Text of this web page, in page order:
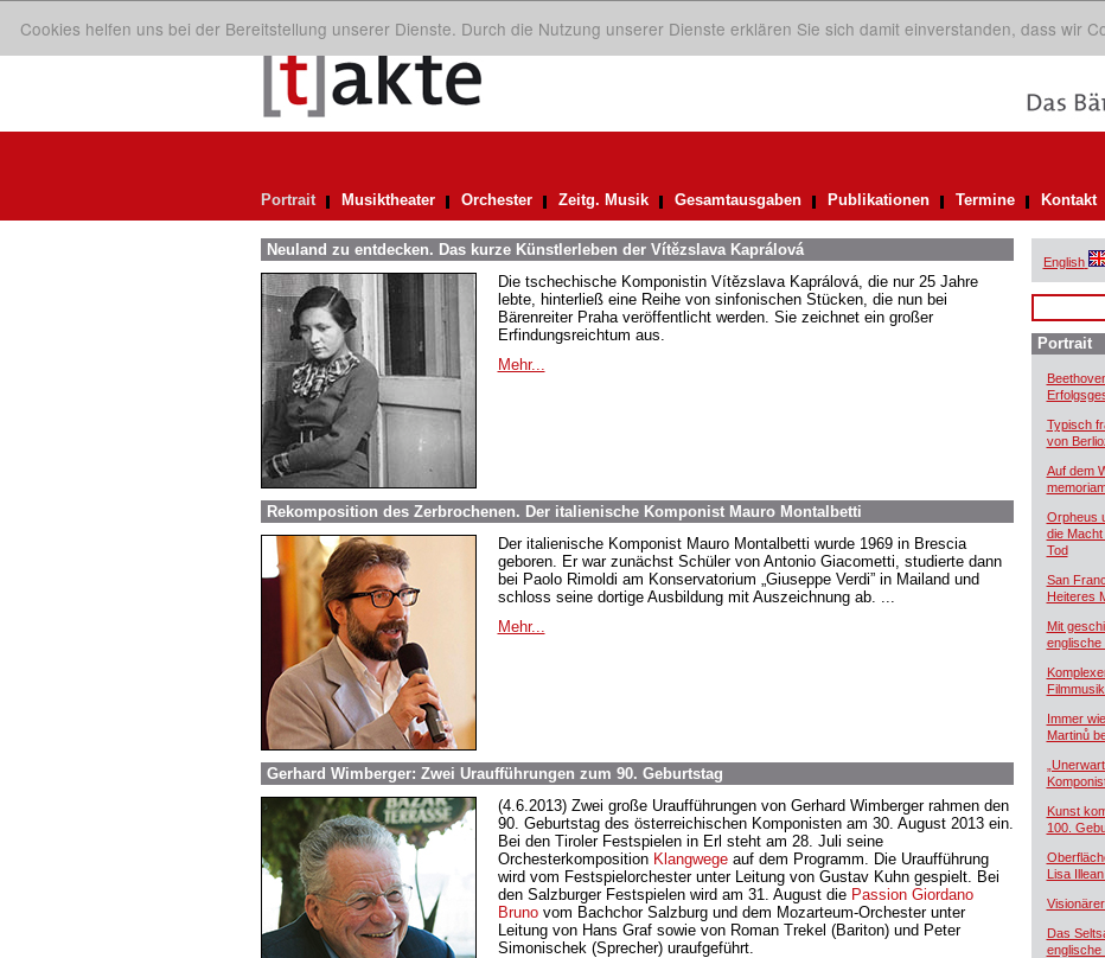
Cookies helfen uns bei der Bereitstellung unserer Dienste. Durch die Nutzung unserer Dienste erklären Sie sich damit einverstanden, dass wir
Portrait Musiktheater Orchester Zeitg. Musik Gesamtausgaben Publikationen Termine Kontakt
Neuland zu entdecken. Das kurze Künstlerleben der Vítězslava Kaprálová
Die tschechische Komponistin Vítězslava Kaprálová, die nur 25 Jahre
lebte, hinterließ eine Reihe von sinfonischen Stücken, die nun bei
Bärenreiter Praha veröffentlicht werden. Sie zeichnet ein großer
Erfindungsreichtum aus.
Mehr...
Rekomposition des Zerbrochenen. Der italienische Komponist Mauro Montalbetti
Der italienische Komponist Mauro Montalbetti wurde 1969 in Brescia
geboren. Er war zunächst Schüler von Antonio Giacometti, studierte dann
bei Paolo Rimoldi am Konservatorium „Giuseppe Verdi” in Mailand und
schloss seine dortige Ausbildung mit Auszeichnung ab. ...
Mehr...
Gerhard Wimberger: Zwei Uraufführungen zum 90. Geburtstag
(4.6.2013) Zwei große Uraufführungen von Gerhard Wimberger rahmen den
90. Geburtstag des österreichischen Komponisten am 30. August 2013 ein.
Bei den Tiroler Festspielen in Erl steht am 28. Juli seine
Orchesterkomposition Klangwegeauf dem Programm. Die Uraufführung
wird vom Festspielorchester unter Leitung von Gustav Kuhn gespielt. Bei
den Salzburger Festspielen wird am 31. August die Passion Giordano
Brunovom Bachchor Salzburg und dem Mozarteum-Orchester unter
Leitung von Hans Graf sowie von Roman Trekel (Bariton) und Peter
Simonischek (Sprecher) uraufgeführt.
English
Portrait
Typisch
von
Auf dem
Orpheus
die
Tod
San
Heiteres
Mit
englische
Immer
Martinů
Kunst
100.
Lisa
Das
englische